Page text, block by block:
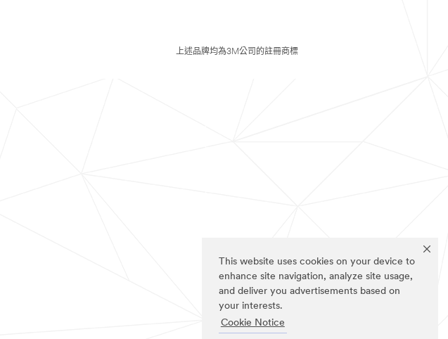
This website uses cookies on your device to
enhance site navigation, analyze site usage,
and deliver you advertisements based on
your interests.
Cookie Notice
上述品牌均為3M公司的註冊商標